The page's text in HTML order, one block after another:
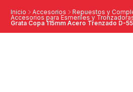
Inicio Accesorios Repuestos y
Accesorios para Esmeriles y
Grata Copa 115mm Acero Trenzado D-